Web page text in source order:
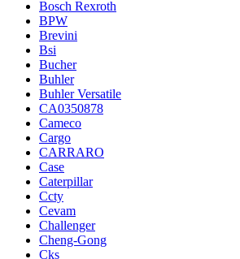
Bosch Rexroth
BPW
Brevini
Bsi
Bucher
Buhler
Buhler Versatile
CA0350878
Cameco
Cargo
CARRARO
Case
Caterpillar
Ccty
Cevam
Challenger
Cheng-Gong
Cks